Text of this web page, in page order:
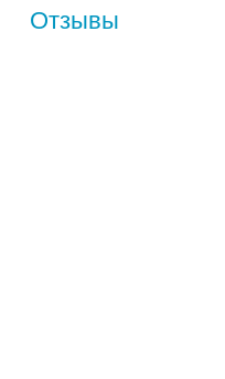
Отзывы